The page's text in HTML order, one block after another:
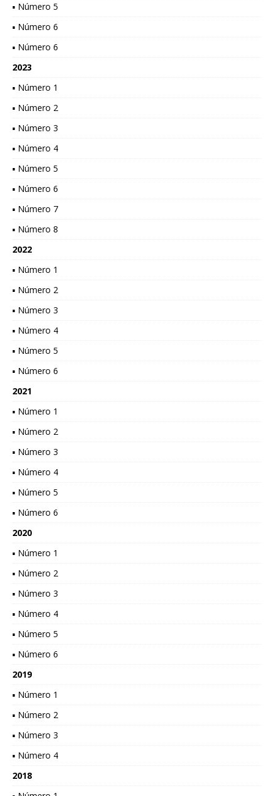
▪ Número 5
▪ Número 6
▪ Número 6
2023
▪ Número 1
▪ Número 2
▪ Número 3
▪ Número 4
▪ Número 5
▪ Número 6
▪ Número 7
▪ Número 8
2022
▪ Número 1
▪ Número 2
▪ Número 3
▪ Número 4
▪ Número 5
▪ Número 6
2021
▪ Número 1
▪ Número 2
▪ Número 3
▪ Número 4
▪ Número 5
▪ Número 6
2020
▪ Número 1
▪ Número 2
▪ Número 3
▪ Número 4
▪ Número 5
▪ Número 6
2019
▪ Número 1
▪ Número 2
▪ Número 3
▪ Número 4
2018